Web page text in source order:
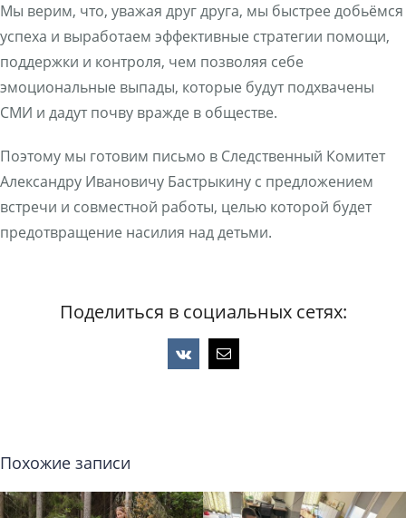
Мы верим, что, уважая друг друга, мы быстрее добьёмся
успеха и выработаем эффективные стратегии помощи,
поддержки и контроля, чем позволяя себе
эмоциональные выпады, которые будут подхвачены
СМИ и дадут почву вражде в обществе.
Поэтому мы готовим письмо в Следственный Комитет
Александру Ивановичу Бастрыкину с предложением
встречи и совместной работы, целью которой будет
предотвращение насилия над детьми.
Поделиться в социальных сетях:
Vk Email
Похожие записи